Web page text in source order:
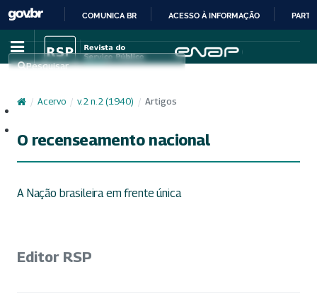
IR
PARA
CONTEÚDO
COMUNICA BR ACESSO À INFORMAÇÃO
Pesquisar
/ Acervo / v. 2 n. 2 (1940) / Artigos
O recenseamento nacional
A Nação brasileira em frente única
Editor RSP